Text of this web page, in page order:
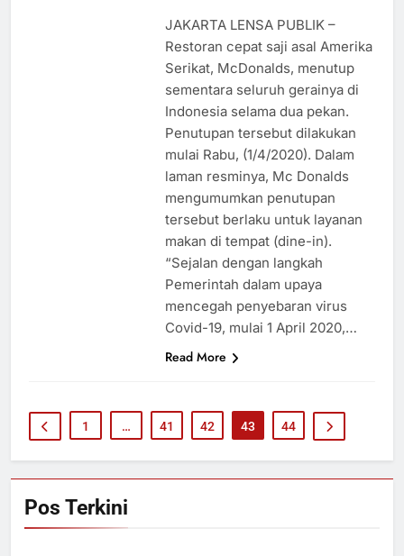
JAKARTA LENSA PUBLIK –
Restoran cepat saji asal Amerika
Serikat, McDonalds, menutup
sementara seluruh gerainya di
Indonesia selama dua pekan.
Penutupan tersebut dilakukan
mulai Rabu, (1/4/2020). Dalam
laman resminya, Mc Donalds
mengumumkan penutupan
tersebut berlaku untuk layanan
makan di tempat (dine-in).
“Sejalan dengan langkah
Pemerintah dalam upaya
mencegah penyebaran virus
Covid-19, mulai 1 April 2020,…
Read More
1 … 41 42 43 44
Pos Terkini